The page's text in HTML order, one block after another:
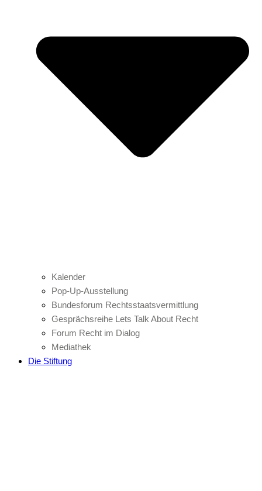
Kalender
Pop-Up-Ausstellung
Bundesforum Rechtsstaatsvermittlung
Gesprächsreihe Lets Talk About Recht
Forum Recht im Dialog
Mediathek
Die Stiftung